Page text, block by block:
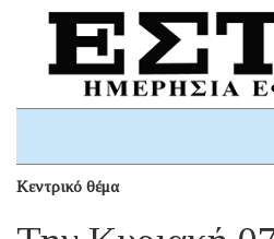
Κεντρικό θέμα